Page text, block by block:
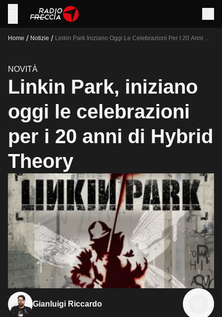
Home / Notizie / Linkin Park Iniziano Oggi Le Celebrazioni Per I 20 Anni Di
NOVITÀ
Linkin Park, iniziano
oggi le celebrazioni
per i 20 anni di Hybrid
Theory
Gianluigi Riccardo